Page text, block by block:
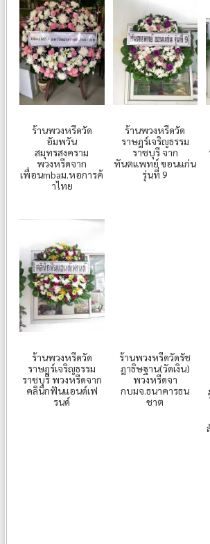
ร้านพวงหรีดวัด
อัมพวัน
สมุทรสงคราม
พวงหรีดจาก
เพื่อนmbaม.หอการค้
าไทย
ร้านพวงหรีดวัด
ราษฎร์เจริญธรรม
ราชบุรี จาก
ทันตแพทย์ ขอนแก่น
รุ่นที่ 9
ร้านพวงหรีดวัด
ราษฎร์เจริญธรรม
ราชบุรี พวงหรีดจาก
คลินิกฟันแอนด์เฟ
รนด์
ร้านพวงหรีดวัดรัช
ฎาธิษฐาน(วัดเงิน)
พวงหรีดจา
กบมจ.ธนาคารธน
ชาต